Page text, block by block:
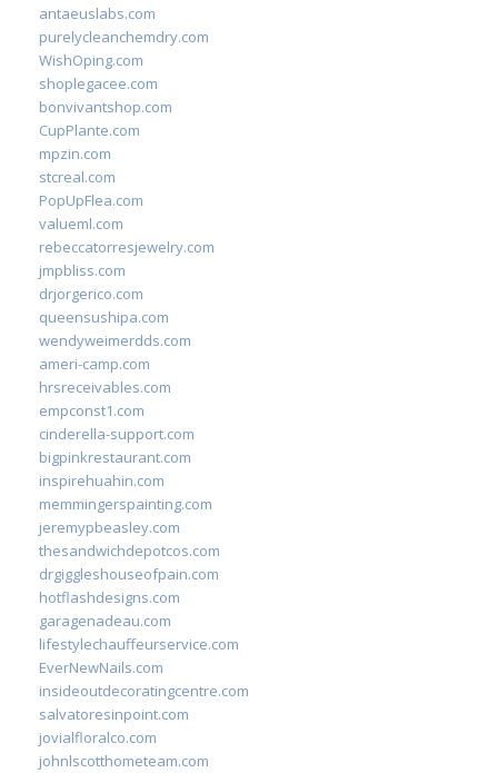
antaeuslabs.com
purelycleanchemdry.com
WishOping.com
shoplegacee.com
bonvivantshop.com
CupPlante.com
mpzin.com
stcreal.com
PopUpFlea.com
valueml.com
rebeccatorresjewelry.com
jmpbliss.com
drjorgerico.com
queensushipa.com
wendyweimerdds.com
ameri-camp.com
hrsreceivables.com
empconst1.com
cinderella-support.com
bigpinkrestaurant.com
inspirehuahin.com
memmingerspainting.com
jeremypbeasley.com
thesandwichdepotcos.com
drgiggleshouseofpain.com
hotflashdesigns.com
garagenadeau.com
lifestylechauffeurservice.com
EverNewNails.com
insideoutdecoratingcentre.com
salvatoresinpoint.com
jovialfloralco.com
johnlscotthometeam.com